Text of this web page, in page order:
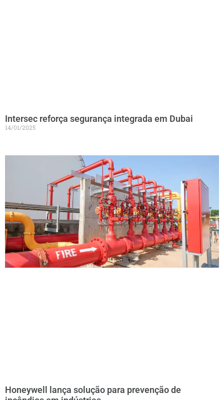
Intersec reforça segurança integrada em Dubai
14/01/2025
Honeywell lança solução para prevenção de